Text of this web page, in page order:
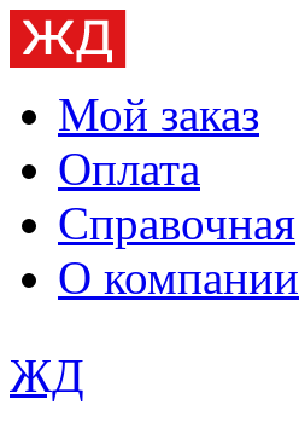
Мой заказ
Оплата
Справочная
О компании
ЖД